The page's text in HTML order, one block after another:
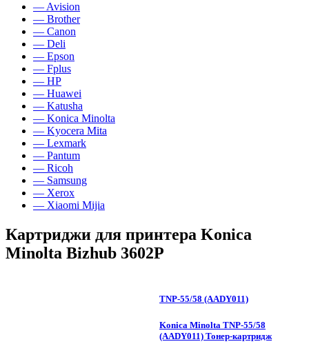
— Avision
— Brother
— Canon
— Deli
— Epson
— Fplus
— HP
— Huawei
— Katusha
— Konica Minolta
— Kyocera Mita
— Lexmark
— Pantum
— Ricoh
— Samsung
— Xerox
— Xiaomi Mijia
Картриджи для принтера Konica
Minolta Bizhub 3602P
TNP-55/58 (AADY011)
Konica Minolta TNP-55/58
(AADY011) Тонер-картридж